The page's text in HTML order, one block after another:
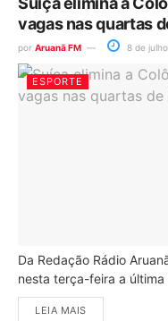
vagas nas quartas
por Aruanã FM 8 de
ESPORTE
Da Redação Rádio
nesta terça-feira a
LEIA MAIS